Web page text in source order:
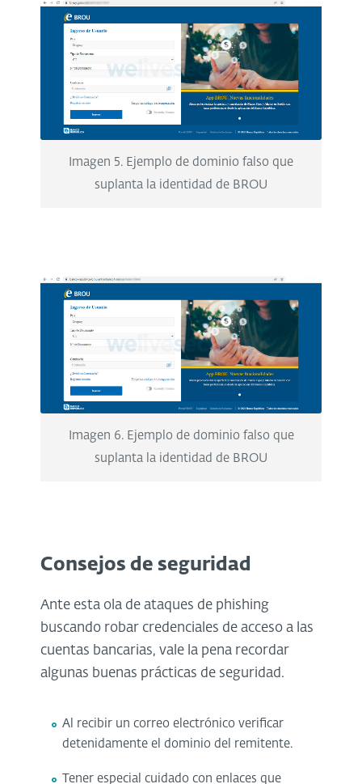
Imagen 5. Ejemplo de dominio falso que
suplanta la identidad de BROU
Imagen 6. Ejemplo de dominio falso que
suplanta la identidad de BROU
Consejos de seguridad
Ante esta ola de ataques de phishing
buscando robar credenciales de acceso a las
cuentas bancarias, vale la pena recordar
algunas buenas prácticas de seguridad.
Al recibir un correo electrónico verificar
detenidamente el dominio del remitente.
Tener especial cuidado con enlaces que